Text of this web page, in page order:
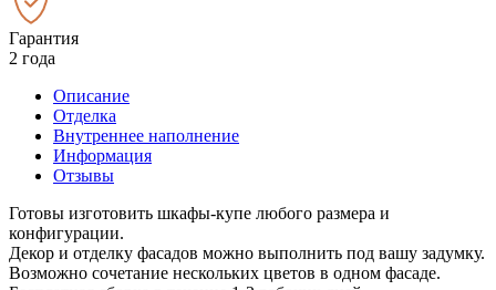
Гарантия
2 года
Описание
Отделка
Внутреннее наполнение
Информация
Отзывы
Готовы изготовить шкафы-купе любого размера и
конфигурации.
Декор и отделку фасадов можно выполнить под вашу задумку.
Возможно сочетание нескольких цветов в одном фасаде.